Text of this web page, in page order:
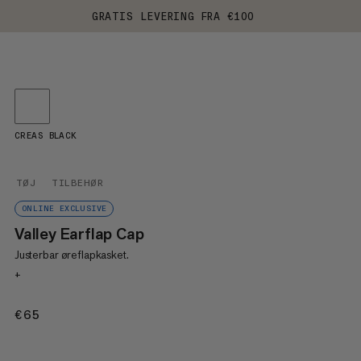
GRATIS LEVERING FRA €100
TØJ TILBEHØR
ONLINE EXCLUSIVE
Valley Earflap Cap
Justerbar øreflapkasket.
+
€65
CREAS BLACK